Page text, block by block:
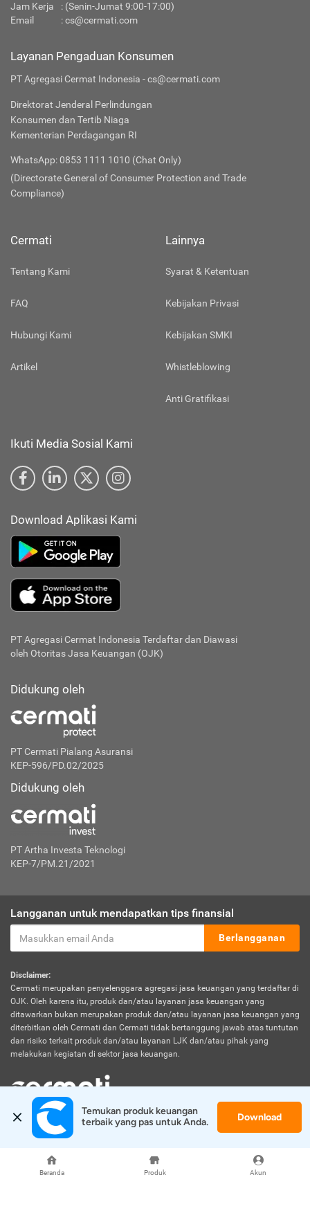
Beranda Produk Akun
Jam Kerja
: (Senin-Jumat 9:00-17:00)
Email
:cs@cermati.com
Layanan Pengaduan Konsumen
PT Agregasi Cermat Indonesia - cs@cermati.com
Direktorat Jenderal Perlindungan
Konsumen dan Tertib Niaga
Kementerian Perdagangan RI
WhatsApp: 0853 1111 1010 (Chat Only)
(Directorate General of Consumer Protection and Trade
Compliance)
Cermati
Tentang Kami
FAQ
Hubungi Kami
Artikel
Lainnya
Syarat & Ketentuan
Kebijakan Privasi
Kebijakan SMKI
Whistleblowing
Anti Gratifikasi
Ikuti Media Sosial Kami
Download Aplikasi Kami
PT Agregasi Cermat Indonesia Terdaftar dan Diawasi
oleh Otoritas Jasa Keuangan (OJK)
Didukung oleh
PT Cermati Pialang Asuransi
KEP-596/PD.02/2025
Didukung oleh
PT Artha Investa Teknologi
KEP-7/PM.21/2021
Langganan untuk mendapatkan tips finansial
Berlangganan
Disclaimer:
Cermati merupakan penyelenggara agregasi jasa keuangan yang terdaftar di
OJK. Oleh karena itu, produk dan/atau layanan jasa keuangan yang
ditawarkan bukan merupakan produk dan/atau layanan jasa keuangan yang
diterbitkan oleh Cermati dan Cermati tidak bertanggung jawab atas tuntutan
dan risiko terkait produk dan/atau layanan LJK dan/atau pihak yang
melakukan kegiatan di sektor jasa keuangan.
© 2026 Cermati. All Rights Reserved.
Temukan produk keuangan
terbaik yang pas untuk Anda.
Download